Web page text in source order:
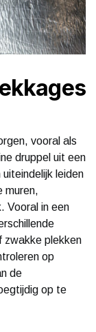
vooral als
druppel uit een
uiteindelijk leiden
muren,
Vooral in een
zwakke plekken
op
de
op te